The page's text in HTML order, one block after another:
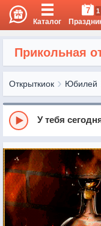
Каталог
7 1
Прикольная
Открыткиок Юбилей
У тебя